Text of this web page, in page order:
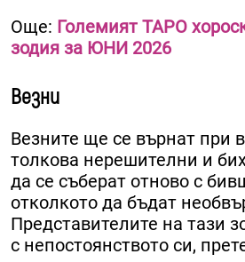
Още: Големият ТАРО
зодия за ЮНИ 2026
Везни
Везните ще се върнат при
толкова нерешителни и
да се съберат отново с
отколкото да бъдат
Представителите на тази
с непостоянството си,